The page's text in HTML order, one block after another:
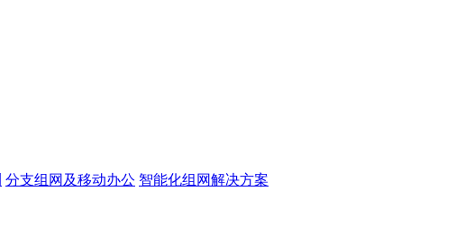
分支组网及移动办公 智能化组网解决方案